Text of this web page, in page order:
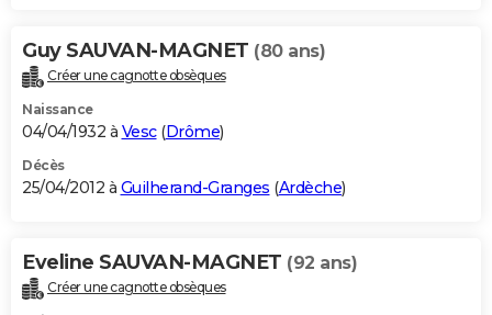
Guy SAUVAN-MAGNET (80 ans)
Créer une cagnotte obsèques
Naissance
04/04/1932 à Vesc(Drôme)
Décès
25/04/2012 à Guilherand-Granges (Ardèche)
Eveline SAUVAN-MAGNET (92 ans)
Créer une cagnotte obsèques